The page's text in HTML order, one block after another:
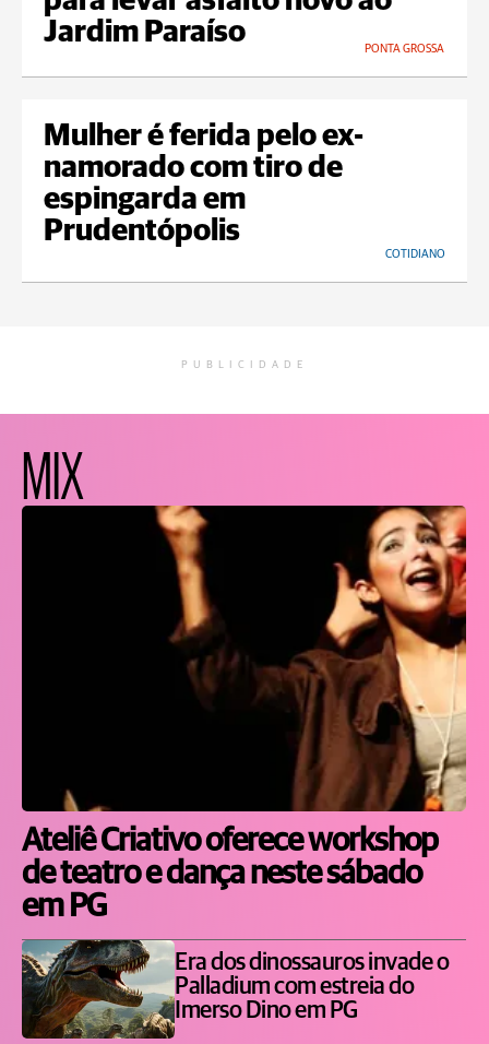
Jardim Paraíso
PONTA GROSSA
Mulher é ferida pelo ex-
namorado com tiro de
espingarda em
Prudentópolis
COTIDIANO
PUBLICIDADE
MIX
Ateliê Criativo oferece workshop
de teatro e dança neste sábado
em PG
Era dos dinossauros invade o
Palladium com estreia do
Imerso Dino em PG